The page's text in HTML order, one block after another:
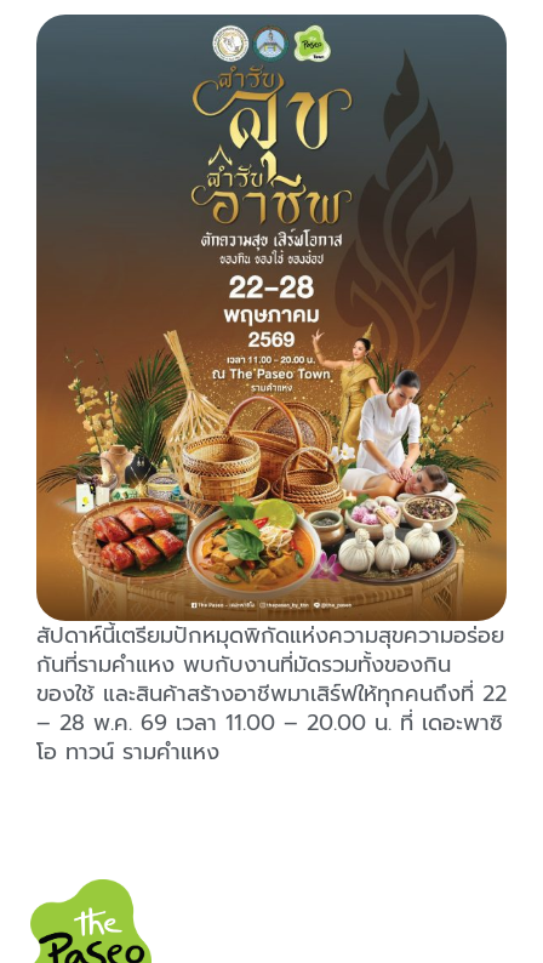
สัปดาห์นี้เตรียมปักหมุดพิกัดแห่งความสุขความอร่อย
กันที่รามคำแหง พบกับงานที่มัดรวมทั้งของกิน
ของใช้ และสินค้าสร้างอาชีพมาเสิร์ฟให้ทุกคนถึงที่ 22
– 28 พ.ค. 69 เวลา 11.00 – 20.00 น. ที่ เดอะพาซิ
โอ ทาวน์ รามคำแหง